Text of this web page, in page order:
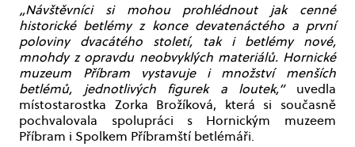
„Návštěvníci si mohou prohlédnout jak cenné
historické betlémy z konce devatenáctého a první
poloviny dvacátého století, tak i betlémy nové,
mnohdy z opravdu neobvyklých materiálů. Hornické
muzeum Příbram vystavuje i množství menších
betlémů, jednotlivých figurek a loutek,“uvedla
místostarostka Zorka Brožíková, která si současně
pochvalovala spolupráci s Hornickým muzeem
Příbram i Spolkem Příbramští betlémáři.